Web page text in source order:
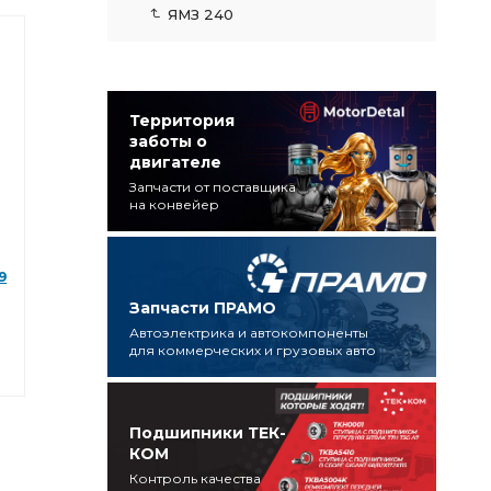
ЯМЗ 240
Территория
заботы о
двигателе
Запчасти от поставщика
на конвейер
Запчасти ПРАМО
Автоэлектрика и автокомпоненты
для коммерческих и грузовых авто
Подшипники ТЕК-
КОМ
Контроль качества